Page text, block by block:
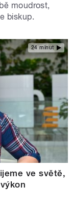
moudrost,
biskup.
24 minut
ve světě,